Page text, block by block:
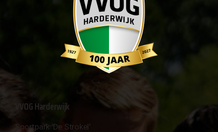
VVOG Harderwijk
Sportpark 'De Strokel'